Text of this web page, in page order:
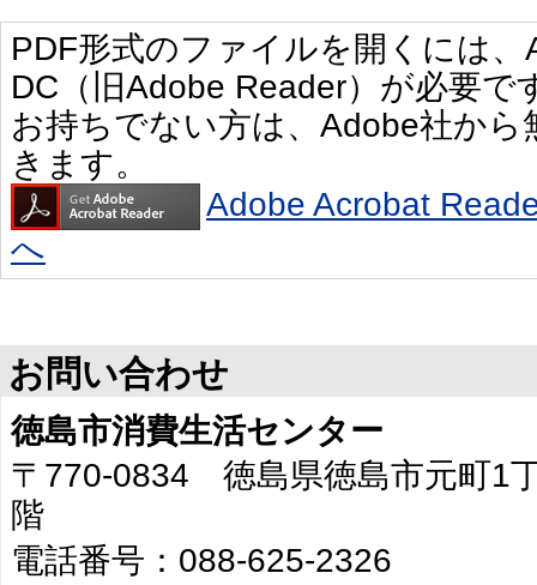
PDF形式のファイルを開くには
DC（旧Adobe Reader）が必要で
お持ちでない方は、Adobe社か
きます。
Adobe Acrobat
へ
お問い合わせ
徳島市消費生活センター
〒770-0834 徳島県徳島市元町1
階
電話番号：088-625-2326